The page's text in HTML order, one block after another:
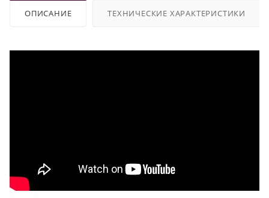
ОПИСАНИЕ ТЕХНИЧЕСКИЕ ХАРАКТЕРИСТИКИ